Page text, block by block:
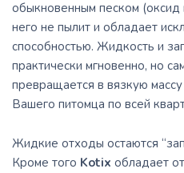
обыкновенным песком (оксид
него не пылит и обладает
способностью. Жидкость и
практически мгновенно, но
превращается в вязкую
Вашего питомца по всей
Жидкие отходы остаются
Кроме того Kotix обладает